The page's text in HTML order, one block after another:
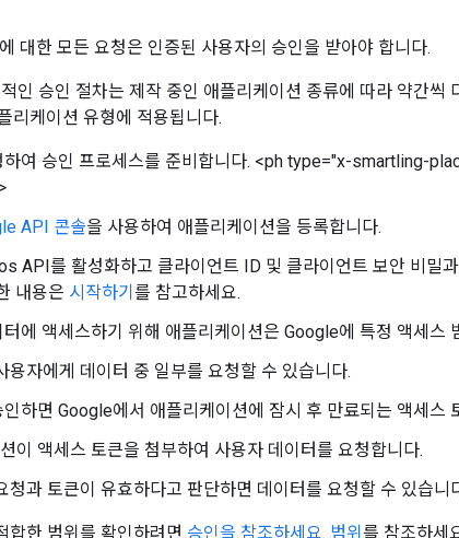
대한 모든 요청은 인증된 사용자의 승인을 받아야 합니다.
인 승인 절차는 제작 중인 애플리케이션 종류에 따라 약간씩
리케이션 유형에 적용됩니다.
하여 승인 프로세스를 준비합니다. <ph type="x-smartling-
API 콘솔을 사용하여 애플리케이션을 등록합니다.
API를 활성화하고 클라이언트 ID 및 클라이언트 보안 비밀
내용은 시작하기 를 참고하세요.
에 액세스하기 위해 애플리케이션은 Google에 특정 액세스
용자에게 데이터 중 일부를 요청할 수 있습니다.
하면 Google에서 애플리케이션에 잠시 후 만료되는 액세스
이 액세스 토큰을 첨부하여 사용자 데이터를 요청합니다.
청과 토큰이 유효하다고 판단하면 데이터를 요청할 수 있습니
합한 범위를 확인하려면 승인을 참조하세요. 범위 를 참조하세